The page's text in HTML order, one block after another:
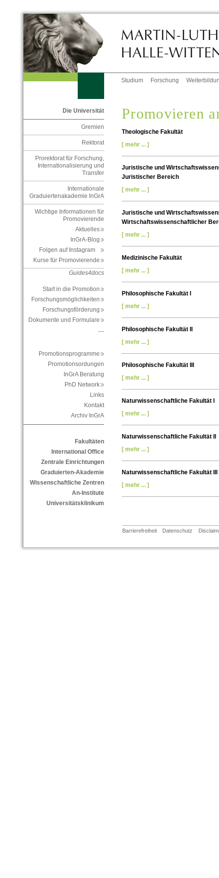
Studium Forschung
Die Universität
Gremien
Rektorat
Prorektorat für Forschung,
Internationalisierung und
Transfer
Internationale
Graduiertenakademie InGrA
Wichtige Informationen für
Promovierende
Aktuelles
InGrA-Blog
Folgen auf Instagram
Kurse für Promovierende
Guides4docs
Start in die Promotion
Forschungsmöglichkeiten
Forschungsförderung
Dokumente und Formulare
---
Promotionsprogramme
Promotionsordungen
InGrA Beratung
PhD Network
Links
Kontakt
Archiv InGrA
Fakultäten
International Office
Zentrale Einrichtungen
Graduierten-Akademie
Wissenschaftliche Zentren
An-Institute
Universitätsklinikum
Promovieren
Theologische Fakultät
[ mehr ... ]
Juristische und
Juristischer Bereich
[ mehr ... ]
Juristische und
Wirtschaftswissenschaftlicher
[ mehr ... ]
Medizinische Fakultät
[ mehr ... ]
Philosophische Fakultät I
[ mehr ... ]
Philosophische Fakultät II
[ mehr ... ]
Philosophische Fakultät III
[ mehr ... ]
Naturwissenschaftliche Fakultät I
[ mehr ... ]
Naturwissenschaftliche Fakultät II
[ mehr ... ]
Naturwissenschaftliche Fakultät III
[ mehr ... ]
Barrierefreiheit Datenschutz